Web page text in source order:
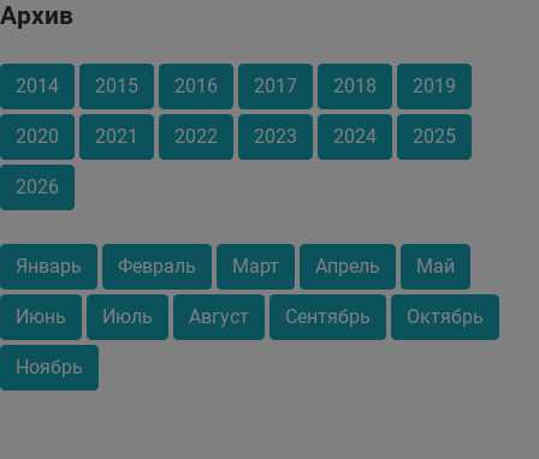
Архив
2014 2015 2016 2017 2018 2019
2020 2021 2022 2023 2024 2025
2026
Январь Февраль Март Апрель Май
Июнь Июль Август Сентябрь Октябрь
Ноябрь